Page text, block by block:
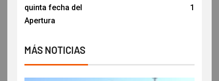
quinta fecha del
Apertura
1
MÁS NOTICIAS